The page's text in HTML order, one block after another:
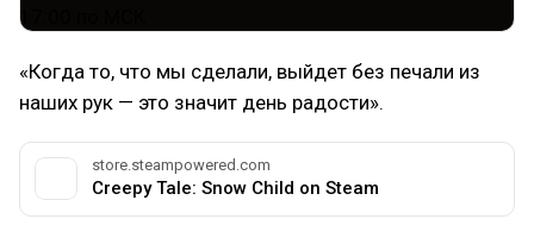
«Когда то, что мы сделали, выйдет без печали из
наших рук — это значит день радости».
store.steampowered.com
Creepy Tale: Snow Child on Steam